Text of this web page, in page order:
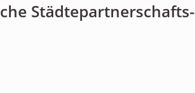
Städtepartnerschafts-